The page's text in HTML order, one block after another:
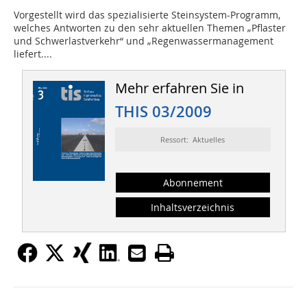
Vorgestellt wird das spezialisierte Steinsystem-Programm,
welches Antworten zu den sehr aktuellen Themen „Pflaster
und Schwerlastverkehr“ und „Regenwassermanagement
liefert....
Mehr erfahren Sie in
THIS 03/2009
Ressort: Aktuelles
Abonnement
Inhaltsverzeichnis